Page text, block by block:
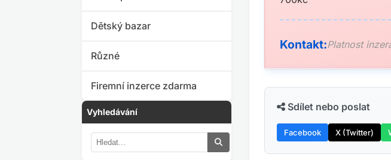
Dětský bazar
Různé
Firemní inzerce zdarma
Vyhledávání
Kontakt:Platnost
Sdílet nebo poslat
Facebook X (Twitter)